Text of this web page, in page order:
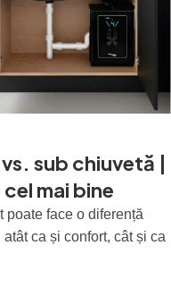
sub chiuvetă |
mai bine
face o diferență
ca și confort, cât și ca